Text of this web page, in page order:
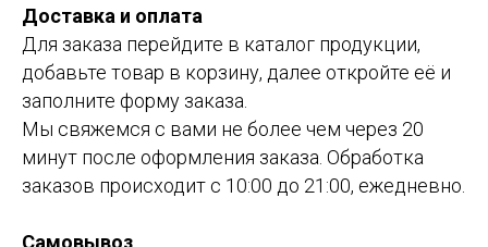
Доставка и оплата
Для заказа перейдите в каталог продукции,
добавьте товар в корзину, далее откройте её и
заполните форму заказа.
Мы свяжемся с вами не более чем через 20
минут после оформления заказа. Обработка
заказов происходит с 10:00 до 21:00, ежедневно.